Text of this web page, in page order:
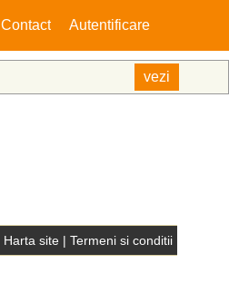
Autentificare
Contact
Harta site| Termeni si conditii